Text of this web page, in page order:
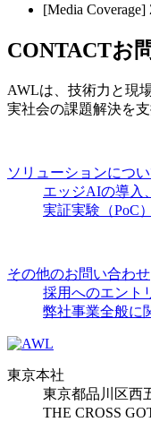
[Media Coverage]
CONTACTお
AWLは、技術力と現
実社会の課題解決を支
ソリューションにつ
エッジAIの導入
実証実験（PoC
その他のお問い合わせ
採用へのエント
弊社事業全般に
東京本社
東京都品川区西
THE CROSS